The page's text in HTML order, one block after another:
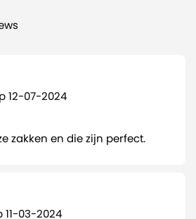
12-07-2024
zakken en die zijn perfect.
11-03-2024